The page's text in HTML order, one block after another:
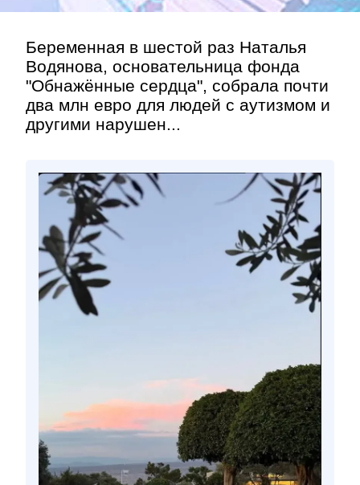
Беременная в шестой раз Наталья
Водянова, основательница фонда
"Обнажённые сердца", собрала почти
два млн евро для людей с аутизмом и
другими нарушен...